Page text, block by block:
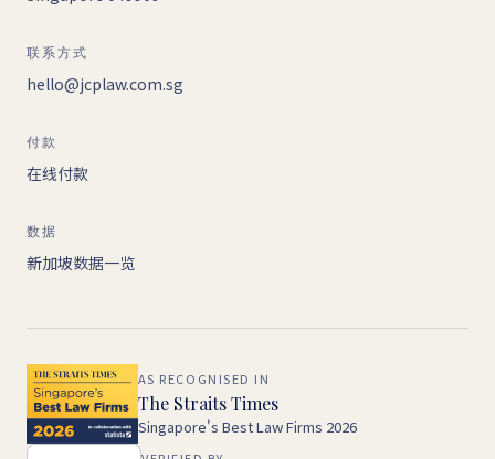
联系方式
hello@jcplaw.com.sg
付款
在线付款
数据
新加坡数据一览
AS RECOGNISED IN
The Straits Times
Singapore's Best Law Firms 2026